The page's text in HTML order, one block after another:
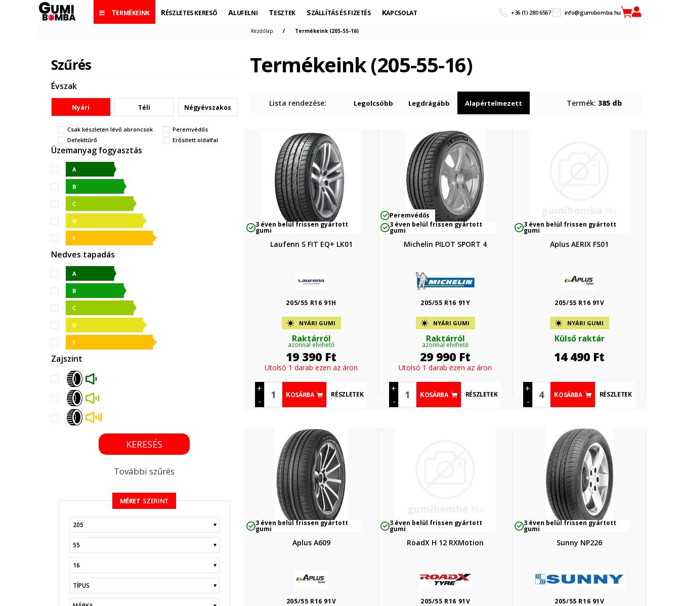
TERMÉKEINK RÉSZLETES KERESŐ ALUFELNI TESZTEK SZÁLLÍTÁS ÉS FIZETÉS KAPCSOLAT +36 (1) 280 6567 info@gumibomba.hu
Szűrés
Évszak
Nyári Téli Négyévszakos
Csak készleten lévő abroncsok
Peremvédős
Defekttűrő
Erősitett oldalfal
Üzemanyag fogyasztás
Nedves tapadás
Zajszint
KERESÉS
További szűrés
MÉRET SZERINT
Kezdőlap Termékeink (205-55-16)
Termékeink (205-55-16)
Lista rendezése: Legolcsóbb Legdrágább Alapértelmezett Termék: 385 db
3 éven belül frissen gyártott
gumi
Laufenn S FIT EQ+ LK01
205/55 R16 91H
NYÁRI GUMI
Raktárról
azonnal elvihető
19 390 Ft
Utolsó 1 darab ezen az áron
+
-
KOSÁRBA RÉSZLETEK
Peremvédős
3 éven belül frissen gyártott
gumi
Michelin PILOT SPORT 4
205/55 R16 91Y
NYÁRI GUMI
Raktárról
azonnal elvihető
29 990 Ft
Utolsó 1 darab ezen az áron
+
-
KOSÁRBA RÉSZLETEK
3 éven belül frissen gyártott
gumi
Aplus AERIX FS01
205/55 R16 91V
NYÁRI GUMI
Külső raktár
14 490 Ft
+
-
KOSÁRBA RÉSZLETEK
3 éven belül frissen gyártott
gumi
Aplus A609
205/55 R16 91V
3 éven belül frissen gyártott
gumi
RoadX H 12 RXMotion
205/55 R16 91V
3 éven belül frissen gyártott
gumi
Sunny NP226
205/55 R16 91V